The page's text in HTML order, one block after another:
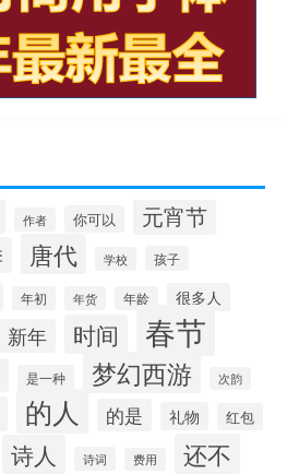
作者 你可以 元宵节
唐代 学校 孩子
年初 年货 年龄 很多人
新年 时间 春节
是一种 梦幻西游 次韵
的人 的是 礼物 红包
诗人 诗词 费用 还不